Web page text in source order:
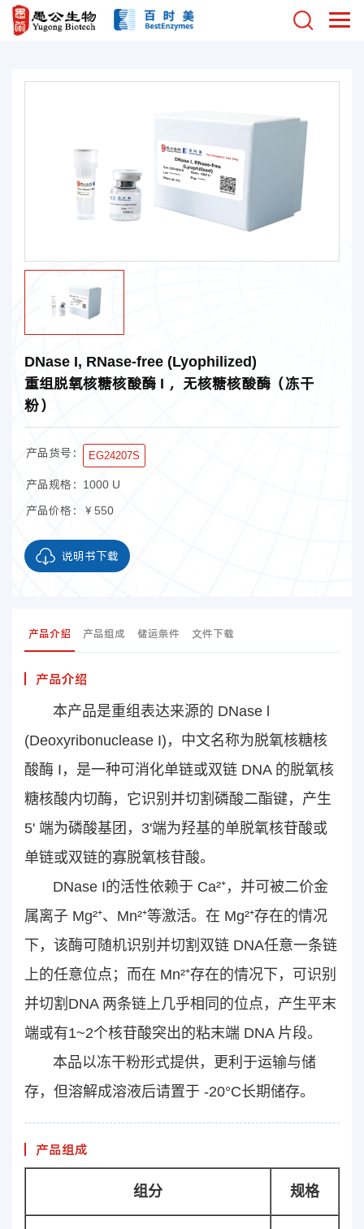
DNase I, RNase-free (Lyophilized)
重组脱氧核糖核酸酶 I ，无核糖核酸酶（冻干
粉）
产品货号： EG24207S
产品规格： 1000 U
产品价格：
￥550
说明书下载
产品介绍 产品组成 储运条件 文件下载
产品介绍
本产品是重组表达来源的 DNase l
(Deoxyribonuclease I)，中文名称为脱氧核糖核
酸酶 I，是一种可消化单链或双链 DNA 的脱氧核
糖核酸内切酶，它识别并切割磷酸二酯键，产生
5' 端为磷酸基团，3'端为羟基的单脱氧核苷酸或
单链或双链的寡脱氧核苷酸。
DNase I的活性依赖于 Ca²⁺，并可被二价金
属离子 Mg²⁺、Mn²⁺等激活。在 Mg²⁺存在的情况
下，该酶可随机识别并切割双链 DNA任意一条链
上的任意位点；而在 Mn²⁺存在的情况下，可识别
并切割DNA 两条链上几乎相同的位点，产生平末
端或有1~2个核苷酸突出的粘末端 DNA 片段。
本品以冻干粉形式提供，更利于运输与储
存，但溶解成溶液后请置于 -20°C长期储存。
产品组成
组分 规格